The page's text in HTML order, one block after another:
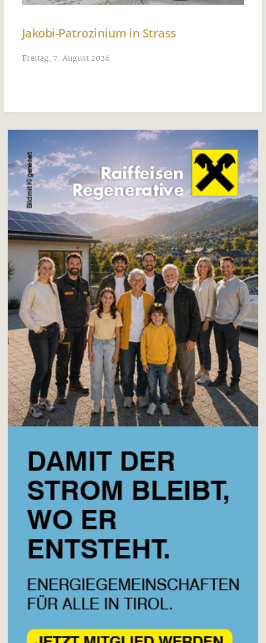
Jakobi-Patrozinium in Strass
Freitag, 7. August 2026